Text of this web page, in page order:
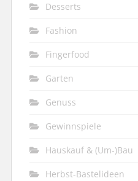
Desserts
Fashion
Fingerfood
Garten
Genuss
Gewinnspiele
Hauskauf & (Um-)Bau
Herbst-Bastelideen